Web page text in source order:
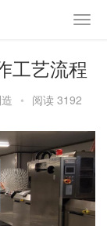
工艺流程
• 阅读 3192